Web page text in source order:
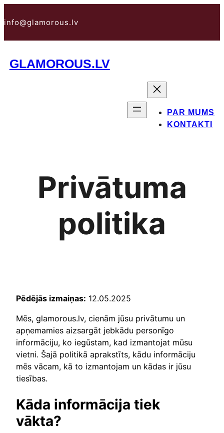
uz
info@glamorous.lv
GLAMOROUS.LV
PAR MUMS
KONTAKTI
Privātuma
politika
Pēdējās izmaiņas: 12.05.2025
Mēs, glamorous.lv, cienām jūsu privātumu un
apņemamies aizsargāt jebkādu personīgo
informāciju, ko iegūstam, kad izmantojat mūsu
vietni. Šajā politikā aprakstīts, kādu informāciju
mēs vācam, kā to izmantojam un kādas ir jūsu
tiesības.
Kāda informācija tiek
vākta?